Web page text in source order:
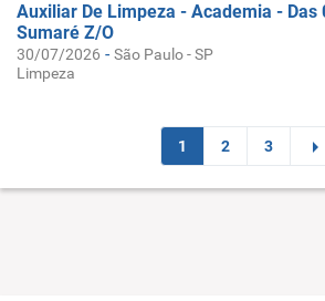
Auxiliar De Limpeza - Academia - Das
Sumaré Z/O
30/07/2026 -São Paulo - SP
Limpeza
1 2 3